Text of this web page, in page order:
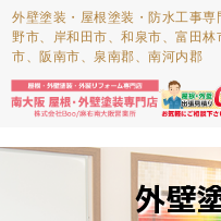
Skip
外壁塗装・屋根塗装・防水工事
野市、岸和田市、和泉市、富田
市、阪南市、泉南郡、南河内郡
外壁